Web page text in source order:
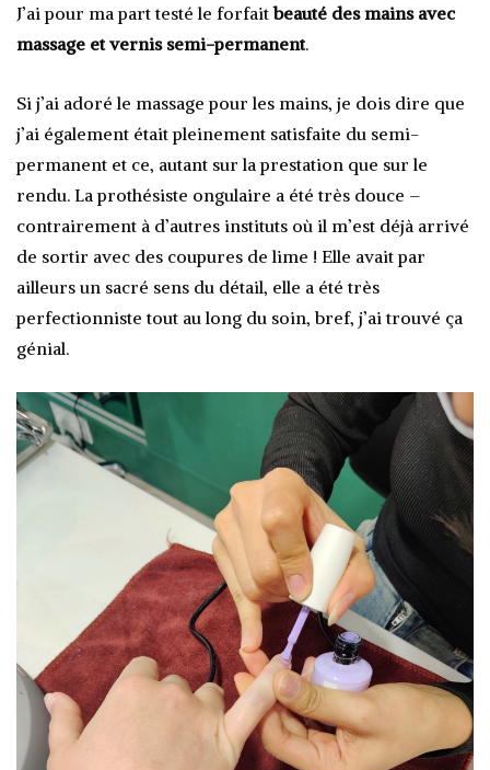
J’ai pour ma part testé le forfaitbeauté des mains avec
massage et vernis semi-permanent.
Si j’ai adoré le massage pour les mains, je dois dire que
j’ai également était pleinement satisfaite du semi-
permanent et ce, autant sur la prestation que sur le
rendu. La prothésiste ongulaire a été très douce –
contrairement à d’autres instituts où il m’est déjà arrivé
de sortir avec des coupures de lime ! Elle avait par
ailleurs un sacré sens du détail, elle a été très
perfectionniste tout au long du soin, bref, j’ai trouvé ça
génial.